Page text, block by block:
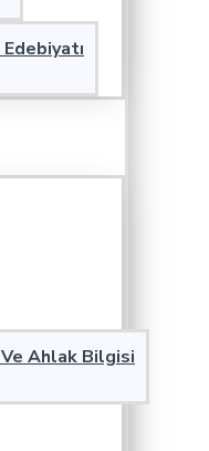
Ahlak Bilgisi